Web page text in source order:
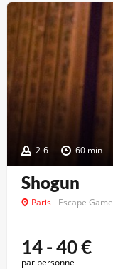
2-6 60 min
Shogun
Paris Escape Game
14 - 40€
par personne